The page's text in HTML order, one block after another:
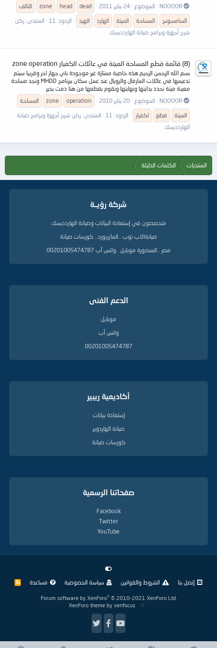
NOOOOR
الموضوع 24 يناير 2011 dead
head
zone
التالف
السامسونج
المساحة الميتة الهارد الهيد الردود: 11 المنتدى: ركن
شرح أجهزة وبرامج صيانة الهاردديسك
(8) قائمة قطع المساحة الميتة في عائلات الكفيار zone operation
بسم الله الرحمن الرحيم هذه خاصية ممتازة غير موجودة باي جهاز اخر وقريبا سيتم
تدعيمها في عائلات المارفال والرويال عند عمل سكان ببرنامج MHDD ونجد مساحة
معينة ميتة نحدد بدايتها ونهايتها ونقوم بقطعها من هنا دمت بخير
NOOOOR
الموضوع 20 يناير 2010 operation
zone
المساحة
الميتة
قطع لكفيار الردود: 11 المنتدى: ركن شرح أجهزة وبرامج صيانة
الهاردديسك
المنتديات الكلمات الدليلة
شركة رؤيــة
متخصصون في إستعادة البيانات وصيانة الهاردديسك
صيانةالاب توب ..المازربورد.. كورسات صيانة
مصر ..المنصورة موبايل ..واتس آب 00201005474787
الدعم الفنى
موبايل
واتس آب
00201005474787
أكاديمية ريبير
إستعادة بيانات
صيانة الهاردوير
كورسات صيانة
صفحاتنا الرسمية
Facebook
Twitter
YouTube
إتصل بنا الشروط والقوانين سياسة الخصوصية مساعدة
R
Forum software by XenForo® © 2010-2021 XenForo Ltd.
XenForo theme by xenfocus